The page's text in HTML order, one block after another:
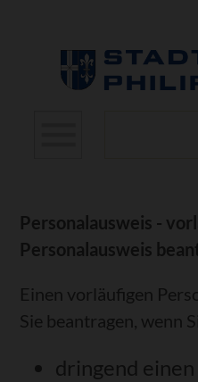
Personalausweis -
Personalausweis
Einen vorläufigen
Sie beantragen, wenn
dringend